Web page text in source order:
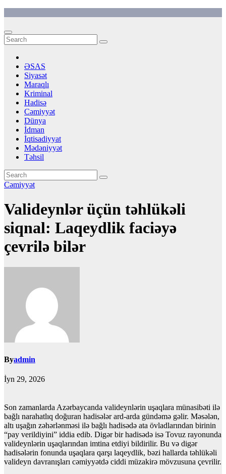
content
ƏSAS
Siyasət
Maraqlı
Kriminal
Hadisə
Cəmiyyət
Dünya
İdman
İqtisadiyyat
Mədəniyyət
Təhsil
Cəmiyyət
Valideynlər üçün təhlükəli
siqnal: Laqeydlik faciəyə
çevrilə bilər
Byadmin
İyn 29, 2026
Son zamanlarda Azərbaycanda valideynlərin uşaqlara münasibəti ilə
bağlı narahatlıq doğuran hadisələr ard-arda gündəmə gəlir. Məsələn,
altı uşağın zəhərlənməsi ilə bağlı hadisədə ata övladlarından birinin
“pay verildiyini” iddia edib. Digər bir hadisədə isə Tovuz rayonunda
valideynlərin uşaqlarından imtina etdiyi bildirilir. Bu və digər
hadisələrin fonunda uşaqlara qarşı laqeydlik, bəzi hallarda təhlükəli
valideyn davranışları cəmiyyətdə ciddi müzakirə mövzusuna çevrilir.